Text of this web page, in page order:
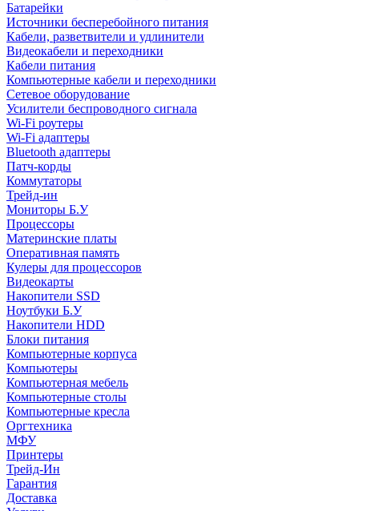
Батарейки
Источники бесперебойного питания
Кабели, разветвители и удлинители
Видеокабели и переходники
Кабели питания
Компьютерные кабели и переходники
Сетевое оборудование
Усилители беспроводного сигнала
Wi-Fi роутеры
Wi-Fi адаптеры
Bluetooth адаптеры
Патч-корды
Коммутаторы
Трейд-ин
Мониторы Б.У
Процессоры
Материнские платы
Оперативная память
Кулеры для процессоров
Видеокарты
Накопители SSD
Ноутбуки Б.У
Накопители HDD
Блоки питания
Компьютерные корпуса
Компьютеры
Компьютерная мебель
Компьютерные столы
Компьютерные кресла
Оргтехника
МФУ
Принтеры
Трейд-Ин
Гарантия
Доставка